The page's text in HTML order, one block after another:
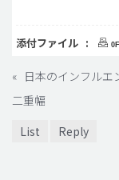
添付ファイル :
« 日本のインフルエ
二重幅
List
Reply